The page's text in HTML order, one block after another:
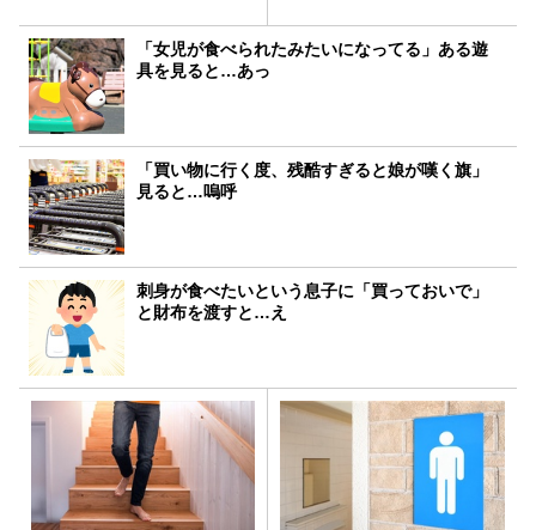
「女児が食べられたみたいになってる」ある遊
具を見ると…あっ
「買い物に行く度、残酷すぎると娘が嘆く旗」
見ると…嗚呼
刺身が食べたいという息子に「買っておいで」
と財布を渡すと…え